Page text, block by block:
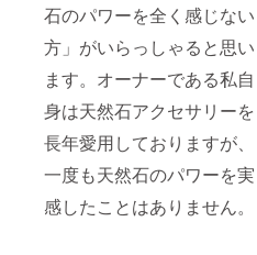
石のパワーを全く感じない
方」がいらっしゃると思い
ます。オーナーである私自
身は天然石アクセサリーを
長年愛用しておりますが、
一度も天然石のパワーを実
感したことはありません。